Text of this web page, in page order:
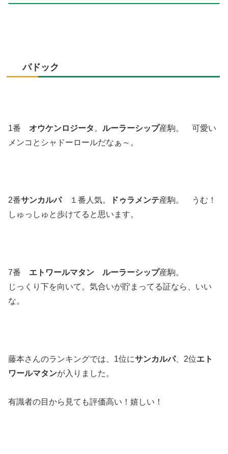
パドック
1番 オウケンロジータ 。 ルーラーシップ産駒。 可愛い
メンコとシャドーロールだなぁ～。
2番サンカルパ １番人気。 ドゥラメンテ産駒。 うむ！
しゅっしゅと歩けてると思います。
7番 エトワールマタン ルーラーシップ産駒。
じっくり下を向いて。気合いが貯まってる証なら、いい
な。
藤本さんのランキングでは、1位にサンカルパ、2位エト
ワールマタンが入りました。
有識者の目から見ても評価高い！嬉しい！